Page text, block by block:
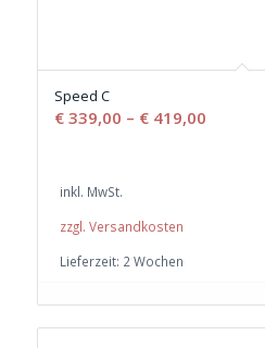
Speed C
€339,00 – €419,00
inkl. MwSt.
zzgl. Versandkosten
Lieferzeit: 2 Wochen